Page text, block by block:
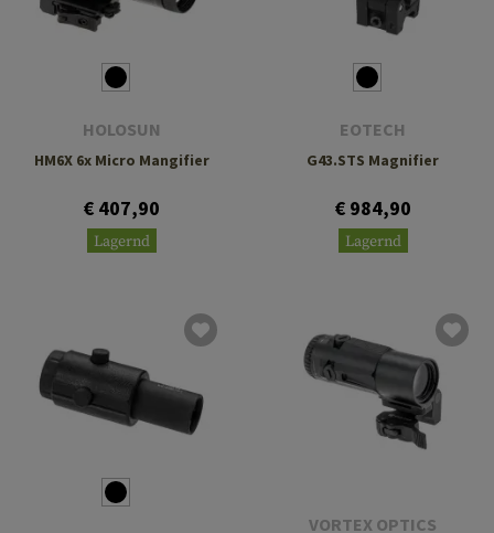
HOLOSUN
HM6X 6x Micro Mangifier
€ 407,90
Lagernd
EOTECH
G43.STS Magnifier
€ 984,90
Lagernd
VORTEX OPTICS